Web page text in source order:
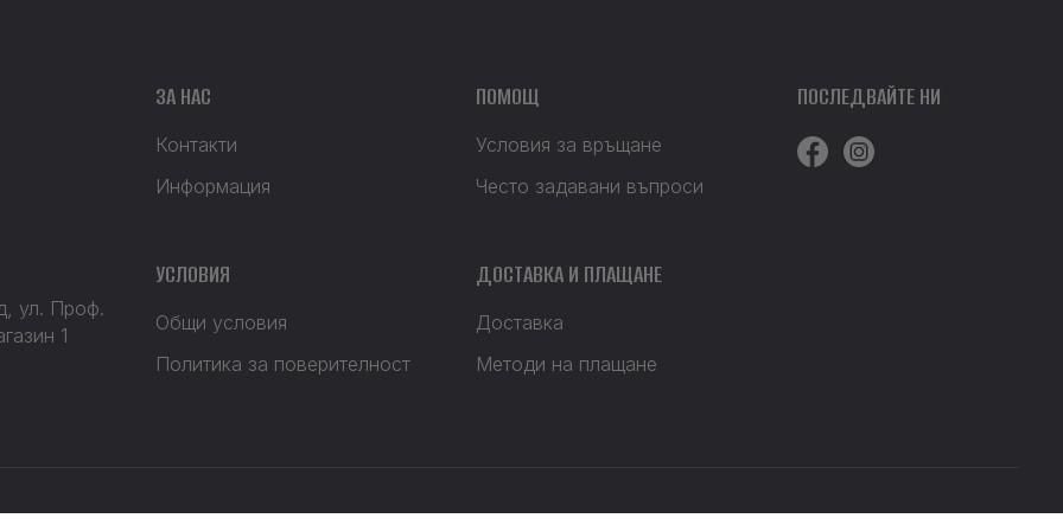
ул. Проф.
1
ЗА НАС
Контакти
Информация
ПОМОЩ
Условия за връщане
Често задавани въпроси
УСЛОВИЯ
Общи условия
Политика за поверителност
ДОСТАВКА И ПЛАЩАНЕ
Доставка
Методи на плащане
ПОСЛЕДВАЙТЕ НИ